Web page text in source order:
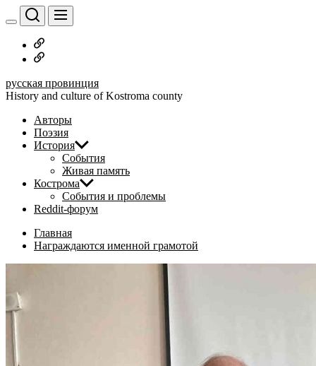
Перейти
к
содержимому
Русское
дворянство
Наши
русская провинция
History and culture of Kostroma county
Авторы
Поэзия
История
События
Живая память
Кострома
События и проблемы
Reddit-форум
Главная
Награждаются именной грамотой